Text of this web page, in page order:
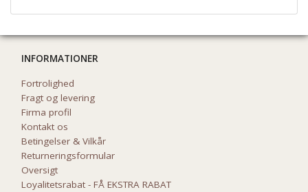
INFORMATIONER
Fortrolighed
Fragt og levering
Firma profil
Kontakt os
Betingelser & Vilkår
Returneringsformular
Oversigt
Loyalitetsrabat - FÅ EKSTRA RABAT